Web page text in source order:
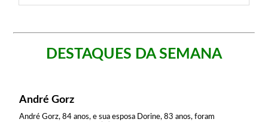
DESTAQUES DA SEMANA
André Gorz
André Gorz, 84 anos, e sua esposa Dorine, 83 anos, foram